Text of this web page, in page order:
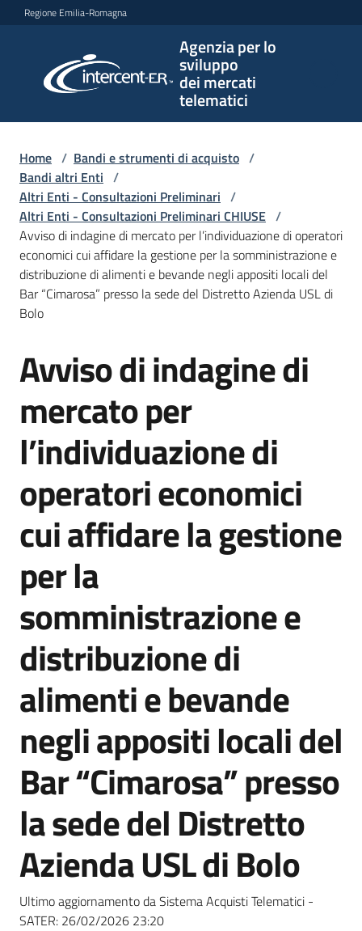
Vai al contenuto
Vai alla navigazione
Vai al footer
Regione Emilia-Romagna
Agenzia per lo
sviluppo
dei mercati
telematici
per lo
sviluppo
telematici
L'Agenzia
Bandi
e
di
acquisto
Supporto
Piattaforme
telematiche
English
site
Seguici
su
Home / Bandi e strumenti di acquisto /
Bandi altri Enti /
Altri Enti - Consultazioni Preliminari /
Altri Enti - Consultazioni Preliminari CHIUSE /
Avviso di indagine di mercato per l’individuazione di operatori
economici cui affidare la gestione per la somministrazione e
distribuzione di alimenti e bevande negli appositi locali del
Bar “Cimarosa” presso la sede del Distretto Azienda USL di
Bolo
Salta al contenuto
Avviso di indagine di
mercato per
l’individuazione di
operatori economici
cui affidare la gestione
per la
somministrazione e
distribuzione di
alimenti e bevande
negli appositi locali del
Bar “Cimarosa” presso
la sede del Distretto
Azienda USL di Bolo
Ultimo aggiornamento da Sistema Acquisti Telematici -
SATER: 26/02/2026 23:20